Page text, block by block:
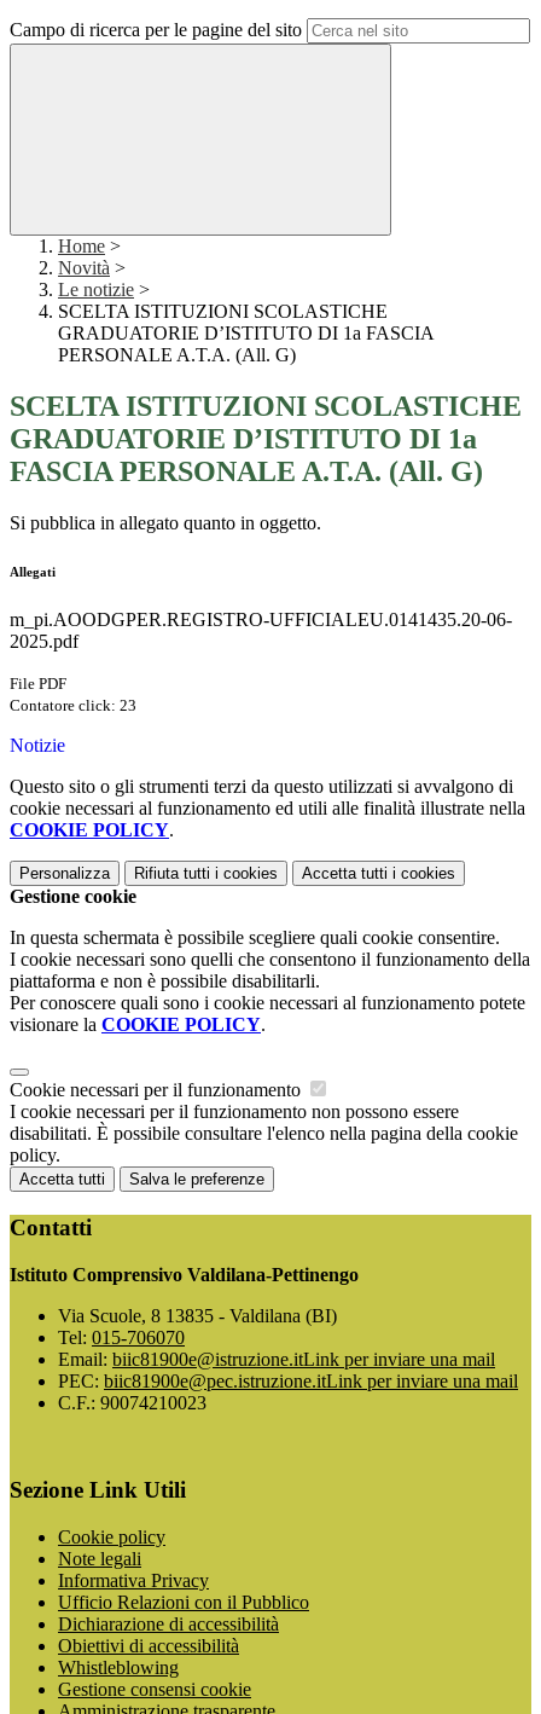
Campo di ricerca per le pagine del sito
Home >
Novità >
Le notizie >
SCELTA ISTITUZIONI SCOLASTICHE
GRADUATORIE D’ISTITUTO DI 1a FASCIA
PERSONALE A.T.A. (All. G)
SCELTA ISTITUZIONI SCOLASTICHE
GRADUATORIE D’ISTITUTO DI 1a
FASCIA PERSONALE A.T.A. (All. G)
Si pubblica in allegato quanto in oggetto.
Allegati
m_pi.AOODGPER.REGISTRO-UFFICIALEU.0141435.20-06-
2025.pdf
File PDF
Contatore click: 23
Notizie
Questo sito o gli strumenti terzi da questo utilizzati si avvalgono di
cookie necessari al funzionamento ed utili alle finalità illustrate nella
COOKIE POLICY.
Personalizza Rifiuta tutti i cookies Accetta tutti i cookies
Gestione cookie
In questa schermata è possibile scegliere quali cookie consentire.
I cookie necessari sono quelli che consentono il funzionamento della
piattaforma e non è possibile disabilitarli.
Per conoscere quali sono i cookie necessari al funzionamento potete
visionare la COOKIE POLICY.
Cookie necessari per il funzionamento
I cookie necessari per il funzionamento non possono essere
disabilitati. È possibile consultare l'elenco nella pagina della cookie
policy.
Accetta tutti Salva le preferenze
Contatti
Istituto Comprensivo Valdilana-Pettinengo
Via Scuole, 8 13835 - Valdilana (BI)
Tel: 015-706070
Email: biic81900e@istruzione.itLink per inviare una mail
PEC: biic81900e@pec.istruzione.itLink per inviare una mail
C.F.: 90074210023
Sezione Link Utili
Cookie policy
Note legali
Informativa Privacy
Ufficio Relazioni con il Pubblico
Dichiarazione di accessibilità
Obiettivi di accessibilità
Whistleblowing
Gestione consensi cookie